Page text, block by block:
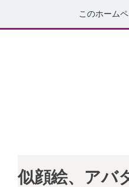
このホーム
似顔絵、アバ